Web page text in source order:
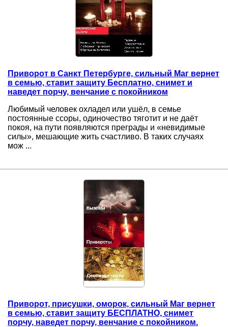
Приворот в Санкт Петербурге, сильный Маг вернет
в семью, ставит защиту Бесплатно, снимет и
наведет порчу, венчание с покойником
Любимый человек охладел или ушёл, в семье
постоянные ссоры, одиночество тяготит и не даёт
покоя, на пути появляются преграды и «невидимые
силы», мешающие жить счастливо. В таких случаях
мож ...
Приворот, присушки, оморок, сильный Маг вернет
в семью, ставит защиту БЕСПЛАТНО, снимет
порчу, наведет порчу, венчание с покойником.